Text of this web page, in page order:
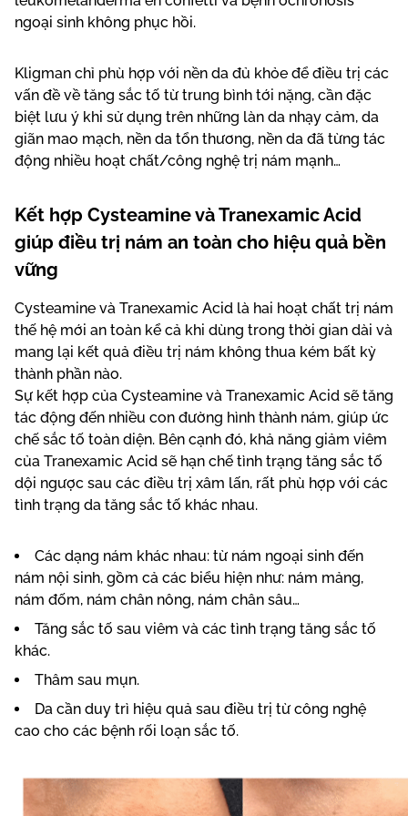
ngoại sinh không phục hồi.
Kligman chỉ phù hợp với nền da đủ khỏe để điều trị các
vấn đề về tăng sắc tố từ trung bình tới nặng, cần đặc
biệt lưu ý khi sử dụng trên những làn da nhạy cảm, da
giãn mao mạch, nền da tổn thương, nền da đã từng tác
động nhiều hoạt chất/công nghệ trị nám mạnh…
Kết hợp Cysteamine và Tranexamic Acid
giúp điều trị nám an toàn cho hiệu quả bền
vững
Cysteamine và Tranexamic Acid là hai hoạt chất trị nám
thế hệ mới an toàn kể cả khi dùng trong thời gian dài và
mang lại kết quả điều trị nám không thua kém bất kỳ
thành phần nào.
Sự kết hợp của Cysteamine và Tranexamic Acid sẽ tăng
tác động đến nhiều con đường hình thành nám, giúp ức
chế sắc tố toàn diện. Bên cạnh đó, khả năng giảm viêm
của Tranexamic Acid sẽ hạn chế tình trạng tăng sắc tố
dội ngược sau các điều trị xâm lấn, rất phù hợp với các
tình trạng da tăng sắc tố khác nhau.
Các dạng nám khác nhau: từ nám ngoại sinh đến
nám nội sinh, gồm cả các biểu hiện như: nám mảng,
nám đốm, nám chân nông, nám chân sâu…
Tăng sắc tố sau viêm và các tình trạng tăng sắc tố
khác.
Thâm sau mụn.
Da cần duy trì hiệu quả sau điều trị từ công nghệ
cao cho các bệnh rối loạn sắc tố.